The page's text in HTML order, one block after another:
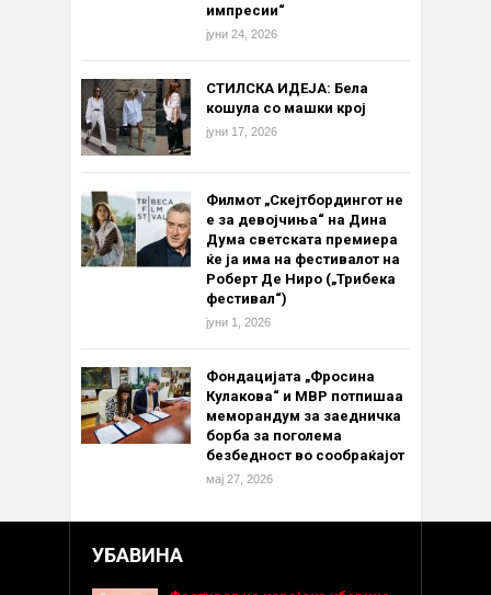
импресии“
јуни 24, 2026
СТИЛСКА ИДЕЈА: Бела
кошула со машки крој
јуни 17, 2026
Филмот „Скејтбордингот не
е за девојчиња“ на Дина
Дума светската премиера
ќе ја има на фестивалот на
Роберт Де Ниро („Трибека
фестивал“)
јуни 1, 2026
Фондацијата „Фросина
Кулакова“ и МВР потпишаа
меморандум за заедничка
борба за поголема
безбедност во сообраќајот
мај 27, 2026
УБАВИНА